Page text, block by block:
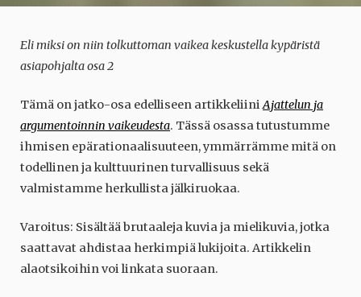
Eli miksi on niin tolkuttoman vaikea keskustella kypäristä
asiapohjalta osa 2
Tämä on jatko-osa edelliseen artikkeliiniAjattelun ja
argumentoinnin vaikeudesta. Tässä osassa tutustumme
ihmisen epärationaalisuuteen, ymmärrämme mitä on
todellinen ja kulttuurinen turvallisuus sekä
valmistamme herkullista jälkiruokaa.
Varoitus: Sisältää brutaaleja kuvia ja mielikuvia, jotka
saattavat ahdistaa herkimpiä lukijoita. Artikkelin
alaotsikoihin voi linkata suoraan.